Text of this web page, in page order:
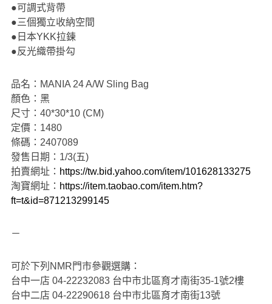
●可調式背帶
●三個獨立收納空間
●日本YKK拉鍊
●反光織帶掛勾
品名：MANIA 24 A/W Sling Bag
顏色：黑
尺寸：40*30*10 (CM)
定價：1480
條碼：2407089
發售日期：1/3(五)
拍賣網址： https://tw.bid.yahoo.com/item/101628133275
淘寶網址： https://item.taobao.com/item.htm?
ft=t&id=871213299145
－
可於下列NMR門市參觀選購：
台中一店 04-22232083 台中市北區育才南街35-1號2樓
台中二店 04-22290618 台中市北區育才南街13號